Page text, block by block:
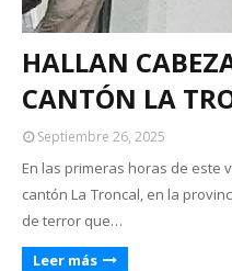
HALLAN
CANTÓN LA
Septiembre 26, 2025
En las primeras horas de este
cantón La Troncal, en la
de terror que…
Leer más